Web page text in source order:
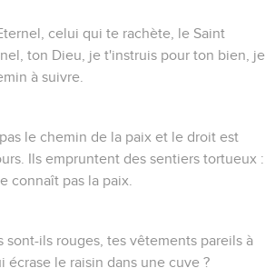
celui qui te rachète, le Saint
ton Dieu, je t'instruis pour ton bien, je
à suivre.
le chemin de la paix et le droit est
Ils empruntent des sentiers tortueux :
connaît pas la paix.
sont-ils rouges, tes vêtements pareils à
écrase le raisin dans une cuve ?